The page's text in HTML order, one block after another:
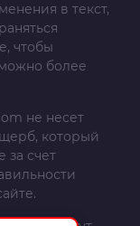
в текст,
чтобы
более
не несет
который
счет